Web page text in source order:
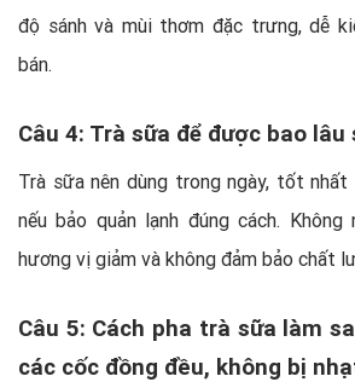
độ sánh và mùi thơm đặc trưng, dễ
bán.
Câu 4: Trà sữa để được bao lâu
Trà sữa nên dùng trong ngày, tốt
nếu bảo quản lạnh đúng cách.
hương vị giảm và không đảm bảo chất
Câu 5: Cách pha trà sữa làm
các cốc đồng đều, không bị